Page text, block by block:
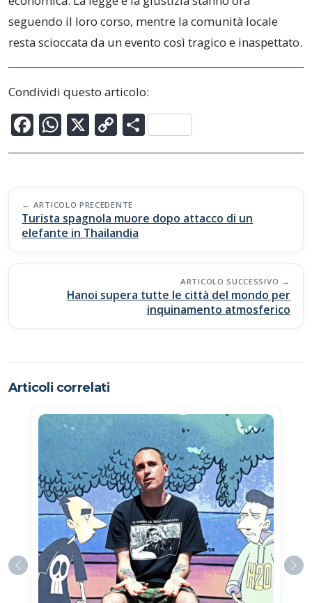
seguendo il loro corso, mentre la comunità locale
resta scioccata da un evento così tragico e inaspettato.
Condividi questo articolo:
F
ac
b
o
o
k
W
h
s
A
p
p
X C
o
y
Li
n
k
C
o
di
vi
Post
navigation
ARTICOLO PRECEDENTE
Turista spagnola muore dopo attacco di un
elefante in Thailandia
ARTICOLO SUCCESSIVO
Hanoi supera tutte le città del mondo per
inquinamento atmosferico
Articoli correlati